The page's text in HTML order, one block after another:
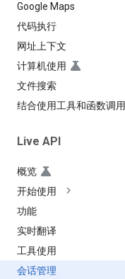
Google Maps
代码执行
网址上下文
计算机使用
文件搜索
结合使用工具和函数调用
Live API
概览
开始使用
功能
实时翻译
工具使用
会话管理